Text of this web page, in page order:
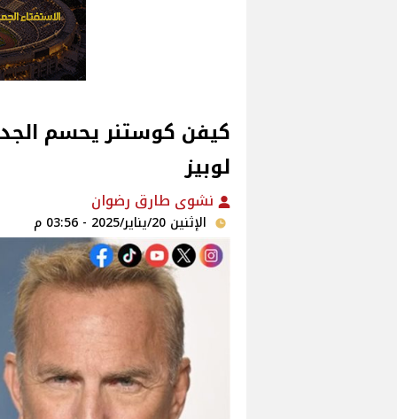
كيفن كوستنر يحسم
لوبيز
نشوى طارق رضوان
الإثنين 20/يناير/2025 - 03:56 م